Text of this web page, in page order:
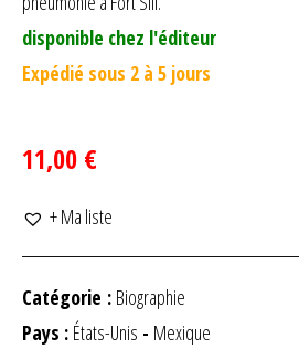
disponible chez l'éditeur
Expédié sous 2 à 5 jours
11,00 €
+ Ma liste
Catégorie : Biographie
Pays : États-Unis - Mexique